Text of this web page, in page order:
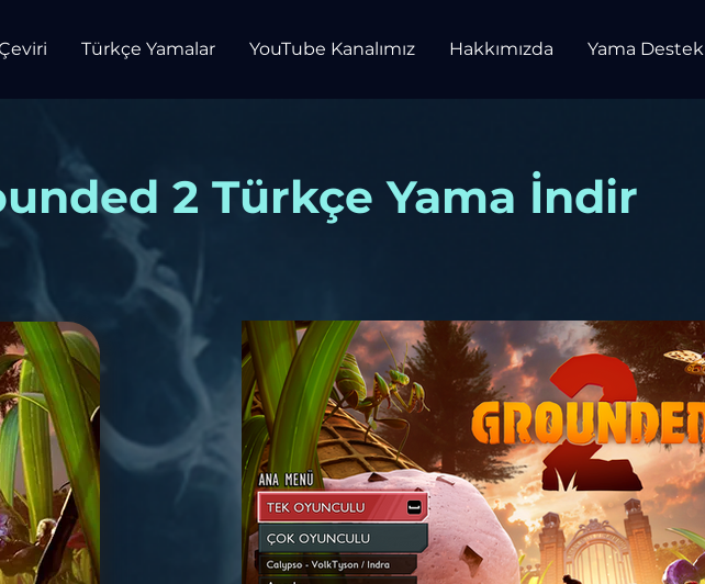
Türkçe Yamalar YouTube Kanalımız Hakkımızda Yama Destek
2 Türkçe Yama İndir